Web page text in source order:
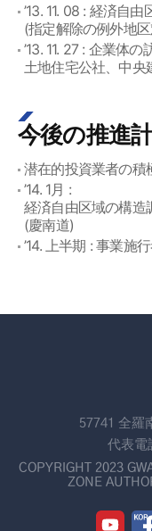
’13. 11. 08 : 経済自
(指定解除の例外地
’13. 11. 27 : 企業体
土地住宅公社、中央
今後の推進
潜在的投資業者の積
’14. 1月 :
経済自由区域の構造
(慶南道)
’14. 上半期 : 事業施
57741 全羅
代表電
COPYRIGHT 2023
ZONE